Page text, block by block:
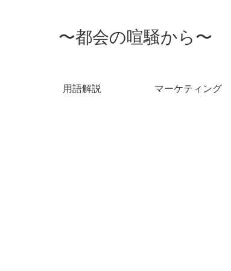
〜都会の喧騒から〜
用語解説 マーケティング